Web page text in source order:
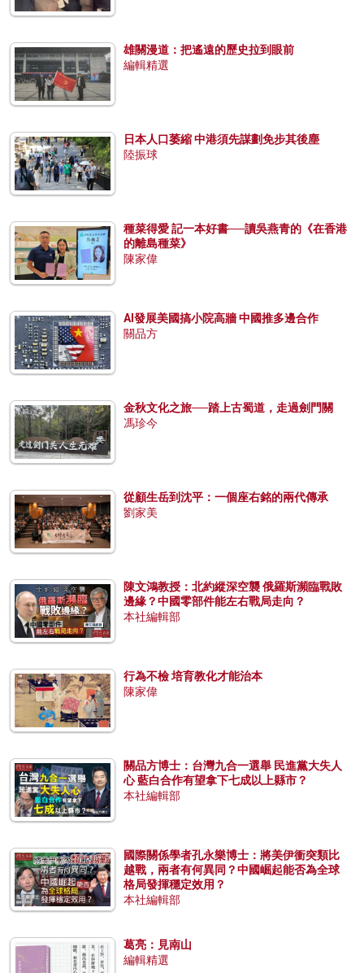
雄關漫道：把遙遠的歷史拉到眼前
編輯精選
日本人口萎縮 中港須先謀劃免步其後塵
陸振球
種菜得愛 記一本好書──讀吳燕青的《在香港
的離島種菜》
陳家偉
AI發展美國搞小院高牆 中國推多邊合作
關品方
金秋文化之旅──踏上古蜀道，走過劍門關
馮珍今
從顧生岳到沈平：一個座右銘的兩代傳承
劉家美
陳文鴻教授：北約縱深空襲 俄羅斯瀕臨戰敗
邊緣？中國零部件能左右戰局走向？
本社編輯部
行為不檢 培育教化才能治本
陳家偉
關品方博士：台灣九合一選舉 民進黨大失人
心 藍白合作有望拿下七成以上縣市？
本社編輯部
國際關係學者孔永樂博士：將美伊衝突類比
越戰，兩者有何異同？中國崛起能否為全球
格局發揮穩定效用？
本社編輯部
葛亮：見南山
編輯精選